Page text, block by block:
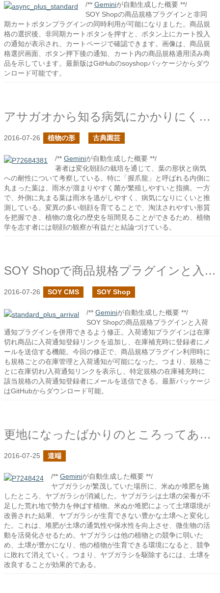
/** Geminiが自動生成した概要 **/
SOY Shopの商品規格プラグインと非同
期カートボタンプラグインの同時利用が可能になりました。商品規
格の選択後、非同期カートボタンを押すと、ボタン上にカート投入
の通知が表示され、カートページで確認できます。画像は、商品規
格選択画面、ボタン押下後の通知、カート内の商品規格適用済み商
品を示しています。最新版はGitHubのsoyshopパッケージからダウ
ンロード可能です。
アサガオから知る病気にかかりにくい株
2016-07-26 植物の形 古典園芸
/** Geminiが自動生成した概要 **/
著者は変化朝顔の栽培を通じて、葉の形状と病気
への耐性について考察している。特に「握爪龍」と呼ばれる内側に
丸まった葉は、雨水が溜まりやすく菌が繁殖しやすいと指摘。一方
で、外側に丸まる葉は雨水を逃がしやすく、病気になりにくいと推
測している。変異の多い朝顔を育てることで、淘汰されやすい形質
を把握でき、植物の進化の歴史を垣間見ることができるため、植物
学を志す者には朝顔の観察が有益だと結論づけている。
SOY Shopで商品規格プラグインと入荷通知プラグインを一緒に使いたい
2016-07-26 SOY CMS SOY Shop
/** Geminiが自動生成した概要 **/
SOY Shopの商品規格プラグインと入荷
通知プラグインを併用できるよう修正。入荷通知プラグインは在庫
切れ商品に入荷通知登録リンクを追加し、在庫補充時に登録者にメ
ールを送信する機能。今回の修正で、商品規格プラグイン利用時に
も規格ごとの在庫管理と入荷通知が可能になった。つまり、規格ご
とに在庫切れ/入荷通知リンクを表示し、特定規格の在庫補充時に
該当規格の入荷通知登録者にメールを送信できる。最新パッケージ
はGitHubからダウンロード可能。
更地になったばかりのところってあまり草が生えないんだね
2016-07-25 道端
/** Geminiが自動生成した概要 **/
ヤブガラシが繁茂していた場所に、米ぬか堆肥を施
したところ、ヤブガラシが消滅した。ヤブガラシは土壌の栄養が不
足した荒れ地で勢力を伸ばす植物。米ぬか堆肥によって土壌環境が
改善された結果、ヤブガラシが生育できない豊かな土壌へと変化し
た。これは、堆肥が土壌の通気性や保水性を向上させ、微生物の活
動を活発化させるため。ヤブガラシは他の植物との競争に弱いた
め、土壌が豊かになり、他の植物が生育できる環境になると、競争
に敗れて消えていく。つまり、ヤブガラシを駆除するには、土壌を
改良することが効果的である。